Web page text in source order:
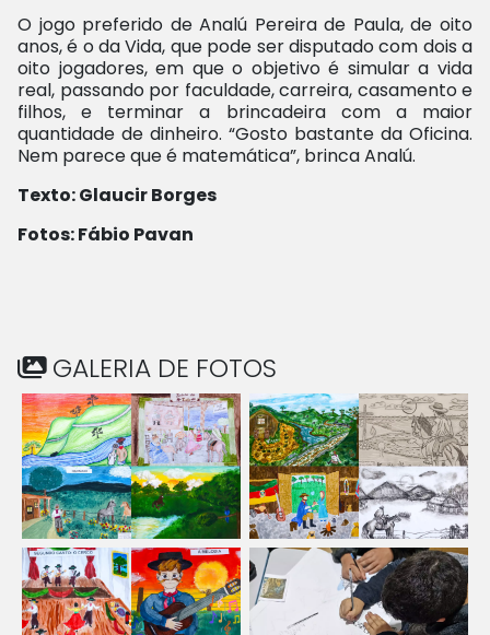
O jogo preferido de Analú Pereira de Paula, de oito
anos, é o da Vida, que pode ser disputado com dois a
oito jogadores, em que o objetivo é simular a vida
real, passando por faculdade, carreira, casamento e
filhos, e terminar a brincadeira com a maior
quantidade de dinheiro. “Gosto bastante da Oficina.
Nem parece que é matemática”, brinca Analú.
Texto: Glaucir Borges
Fotos: Fábio Pavan
GALERIA DE FOTOS